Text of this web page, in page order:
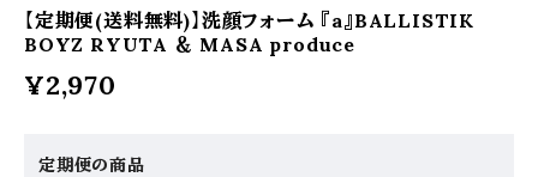
【定期便(送料無料)】洗顔フォーム 『a』BALLISTIK
BOYZ RYUTA ＆ MASA produce
¥2,970
定期便の商品